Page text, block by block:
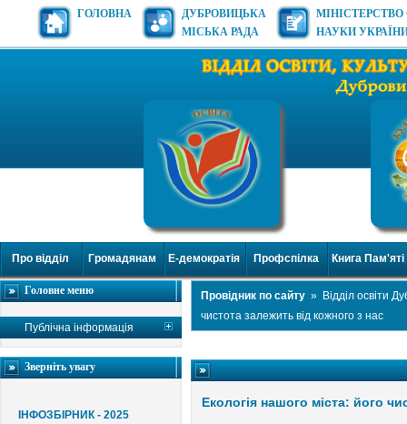
ГОЛОВНА
ДУБРОВИЦЬКА
МІСЬКА РАДА
МІНІСТЕРСТВО
НАУКИ
Про відділ Громадянам Е-демократія Профспілка Книга Пам'яті
Головне меню
Публічна інформація
Зверніть увагу
ІНФОЗБІРНИК - 2025
Провідник по сайту » Відділ освіти
чистота залежить від кожного з нас
Екологія нашого міста: його